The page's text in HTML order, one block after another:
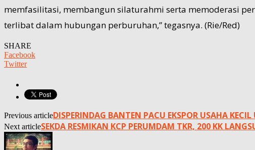
memfasilitasi, membangun silaturahmi serta memoderasi
terlibat dalam hubungan perburuhan,” tegasnya. (Rie/Red)
SHARE
Facebook
Twitter
Previous articleDISPERINDAG BANTEN PACU EKSPOR USAHA
Next articleSEKDA RESMIKAN KCP PERUMDAM TKR, 200 KK